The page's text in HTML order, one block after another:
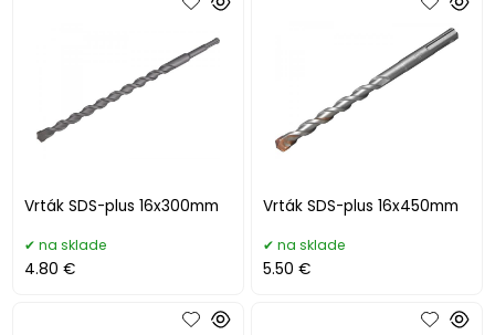
Vrták SDS-plus 16x300mm
na sklade
4.80 €
Vrták SDS-plus 16x450mm
na sklade
5.50 €